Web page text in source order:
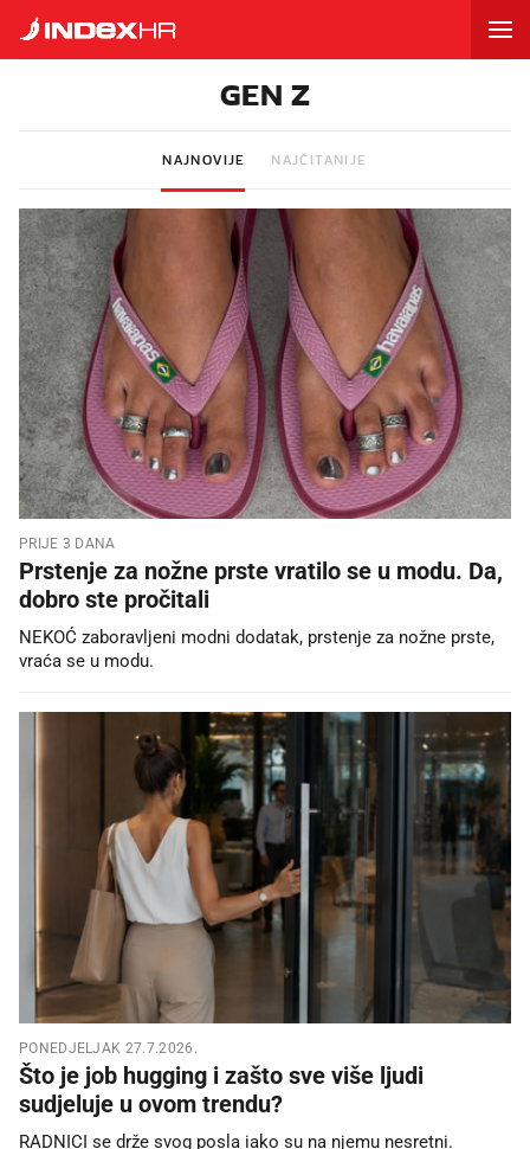
GEN Z
NAJNOVIJE NAJČITANIJE
PRIJE 3 DANA
Prstenje za nožne prste vratilo se u modu. Da,
dobro ste pročitali
NEKOĆ zaboravljeni modni dodatak, prstenje za nožne prste,
vraća se u modu.
PONEDJELJAK 27.7.2026.
Što je job hugging i zašto sve više ljudi
sudjeluje u ovom trendu?
RADNICI se drže svog posla iako su na njemu nesretni.